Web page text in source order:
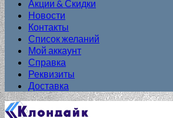
Акции & Скидки
Новости
Контакты
Список желаний
Мой аккаунт
Справка
Реквизиты
Доставка